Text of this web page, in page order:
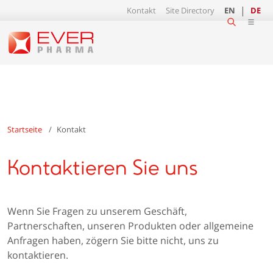
Kontakt Site Directory EN DE
Startseite Kontakt
Kontaktieren Sie uns
Wenn Sie Fragen zu unserem Geschäft,
Partnerschaften, unseren Produkten oder allgemeine
Anfragen haben, zögern Sie bitte nicht, uns zu
kontaktieren.